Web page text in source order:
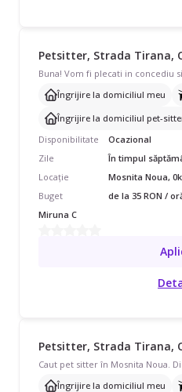
Îngrijire la domiciliul meu
Îngrijire la domiciliul pet-
Disponibilitate
Ocazional
Zile
În timpul
Locație
Mosnita Noua,
Buget
de la 35 RON /
Miruna C
Îngrijire la domiciliul meu